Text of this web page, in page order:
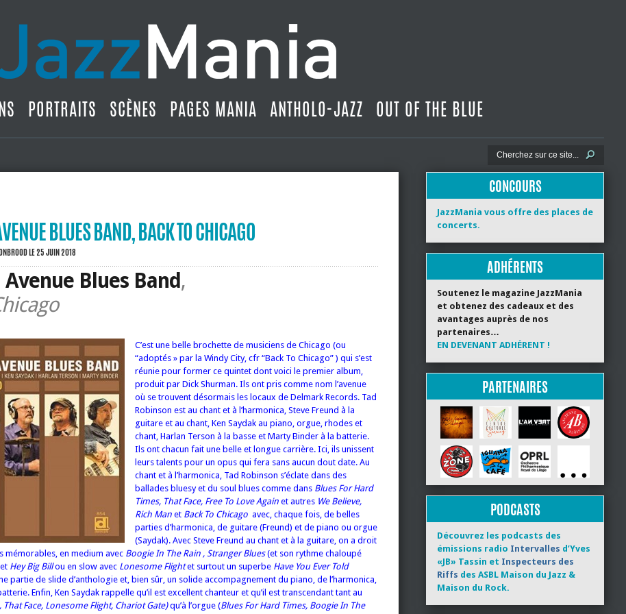
PORTRAITS SCÈNES PAGES MANIA ANTHOLO-JAZZ OUT OF THE BLUE
BLUES BAND, BACK TO CHICAGO
LE 25 JUIN 2018
Blues Band ,
C’est une belle brochette de musiciens de Chicago (ou
“adoptés » par la Windy City, cfr “Back To Chicago” ) qui s’est
réunie pour former ce quintet dont voici le premier album,
produit par Dick Shurman. Ils ont pris comme nom l’avenue
où se trouvent désormais les locaux de Delmark Records. Tad
Robinson est au chant et à l’harmonica, Steve Freund à la
guitare et au chant, Ken Saydak au piano, orgue, rhodes et
chant, Harlan Terson à la basse et Marty Binder à la batterie.
Ils ont chacun fait une belle et longue carrière. Ici, ils unissent
leurs talents pour un opus qui fera sans aucun dout date. Au
chant et à l’harmonica, Tad Robinson s’éclate dans des
ballades bluesy et du soul blues comme dans Blues For Hard
Times, That Face, Free To Love Again et autres We Believe,
Rich Man et Back To Chicago avec, chaque fois, de belles
parties d’harmonica, de guitare (Freund) et de piano ou orgue
(Saydak). Avec Steve Freund au chant et à la guitare, on a droit
mémorables, en medium avec Boogie In The Rain , Stranger Blues(et son rythme chaloupé
Hey Big Billou en slow avec Lonesome Flightet surtout un superbe Have You Ever Told
partie de slide d’anthologie et, bien sûr, un solide accompagnement du piano, de l’harmonica,
Enfin, Ken Saydak rappelle qu’il est excellent chanteur et qu’il est transcendant tant au
That Face, Lonesome Flight, Chariot Gate)qu’à l’orgue (Blues For Hard Times, Boogie In The
CONCOURS
JazzMania vous offre des places de
concerts.
ADHÉRENTS
Soutenez le magazine JazzMania
et obtenez des cadeaux et des
avantages auprès de nos
partenaires…
EN DEVENANT ADHÉRENT !
PARTENAIRES
PODCASTS
Découvrez les podcasts des
émissions radio Intervalles d’Yves
«JB» Tassin et Inspecteurs des
Riffs des ASBL Maison du Jazz &
Maison du Rock.